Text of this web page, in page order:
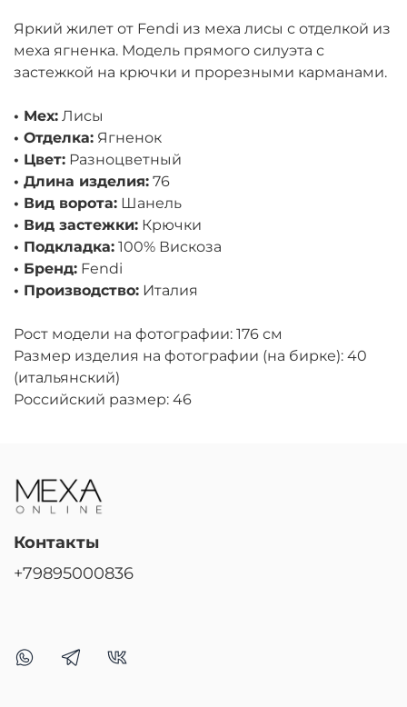
Яркий жилет от Fendi из меха лисы с отделкой из
меха ягненка. Модель прямого силуэта с
застежкой на крючки и прорезными карманами.
• Мех: Лисы
• Отделка: Ягненок
• Цвет: Разноцветный
• Длина изделия: 76
• Вид ворота: Шанель
• Вид застежки: Крючки
• Подкладка: 100% Вискоза
• Бренд: Fendi
• Производство: Италия
Рост модели на фотографии: 176 см
Размер изделия на фотографии (на бирке): 40
(итальянский)
Российский размер: 46
Контакты
+79895000836